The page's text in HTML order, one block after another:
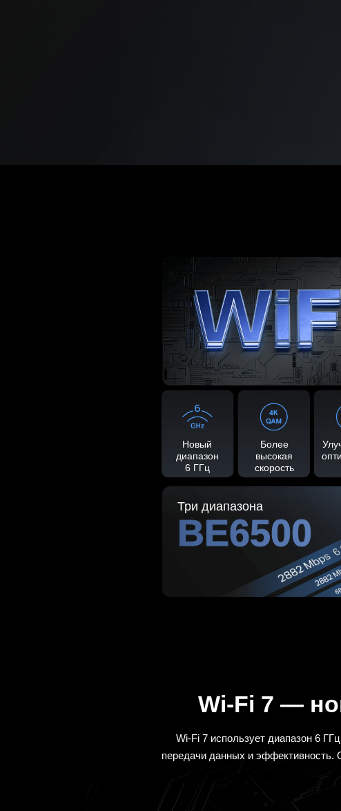
Новый
диапазон
6 ГГц
Более
высокая
скорость
Три диапазона
BE6500
Wi-Fi 7 —
Wi-Fi 7 использует диапазон 6
передачи данных и эффективность.